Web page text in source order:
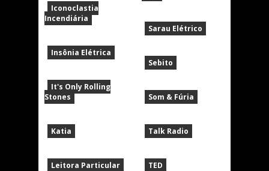
Iconoclastia
Incendiária
Insônia Elétrica
It's Only Rolling
Stones
Katia
Leitora Particular
Sarau Elétrico
Sebito
Som & Fúria
Talk Radio
TED